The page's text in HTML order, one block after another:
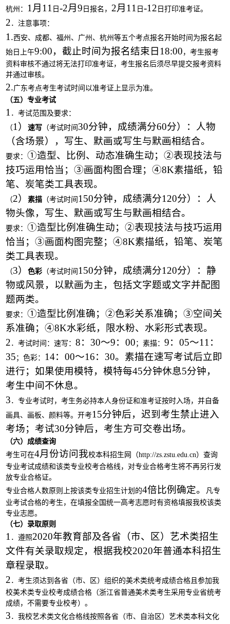
杭州： 1月11 日-2月9 日报名，2月11 日-12 日打印准考证。
2 ．注意事项：
1.西安、成都、福州、广州、杭州等五个考点报名开始时间为报名起
始日上午9:00，截止时间为报名结束日18:00 ，考生报考
资料审核不通过将无法打印准考证，考生报名后须尽早提交报考资料
并通过审核。
2.广东考点考生考试时间以准考证上显示为准。
（五）专业考试
1 ．考试范围及要求：
（1）速写 （考试时间 30分钟，成绩满分60分）：人物
（含场景），写生、默画或写生与默画相结合。
要求：①造型、比例、动态准确生动；②表现技法与
技巧运用恰当；③画面构图合理；④8K素描纸，铅
笔、炭笔类工具表现。
（2）素描 （考试时间 150分钟，成绩满分120分）：人
物头像，写生、默画或写生与默画相结合。
要求：①造型比例准确生动；②表现技法与技巧运用
恰当；③画面构图完整；④8K素描纸，铅笔、炭笔
类工具表现。
（3）色彩 （考试时间 150分钟，成绩满分120分）：静
物或风景，以默画为主，包括文字题或文字并配图
题两类。
要求：①造型比例准确；②色彩关系准确；③空间关
系准确；④8K水彩纸，限水粉、水彩形式表现。
2 ．考试时间：速写：8：30～9：00 ；素描：9：05～11：
35 ；色彩： 14：00～16：30。素描在速写考试后立即
进行；如果使用模特，模特每45分钟休息5分钟，
考生中间不休息。
3 ．专业考试时，考生务必持本人身份证和准考证按时入场，并自备
画具、画板、颜料等。开考15分钟后，迟到考生禁止进入
考场；考试30分钟后，考生方可交卷出场。
（六）成绩查询
考生可在4月份访问我校本科招生网 （http://zs.zstu.edu.cn）查询
专业考试成绩和该类专业校考合格线，对专业合格考生将不再另行发
放专业合格证。
专业合格人数原则上按该类专业招生计划的4倍比例确定。
凡专
业考试合格的考生，在填报全国统一高考志愿时有资格填报我校该类
专业志愿。
（七）录取原则
1 ．遵照2020年教育部及各省（市、区）艺术类招生
文件有关录取规定，根据我校2020年普通本科招生
章程录取。
2 ．考生须达到各省（市、区）组织的美术类统考成绩合格且参加我
校美术类专业校考成绩合格（浙江省普通美术类考生采用专业省统考
成绩，不需要专业校考）。
3 ．我校艺术类文化合格线按照各省（市、自治区）艺术类本科文化